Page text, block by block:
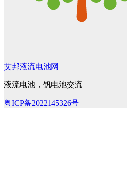
艾邦液流电池网
液流电池，钒电池交流
粤ICP备2022145326号